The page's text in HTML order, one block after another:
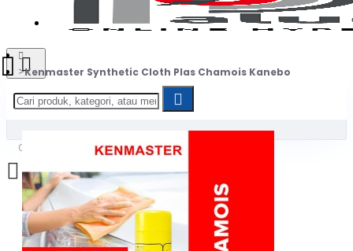
0
Daftar belanja Anda kosong!
Kenmaster Synthetic Cloth Plas Chamois Kanebo